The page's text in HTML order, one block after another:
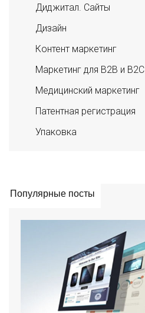
Диджитал. Сайты
Дизайн
Контент маркетинг
Маркетинг для B2B и B2C
Медицинский маркетинг
Патентная регистрация
Упаковка
Популярные посты